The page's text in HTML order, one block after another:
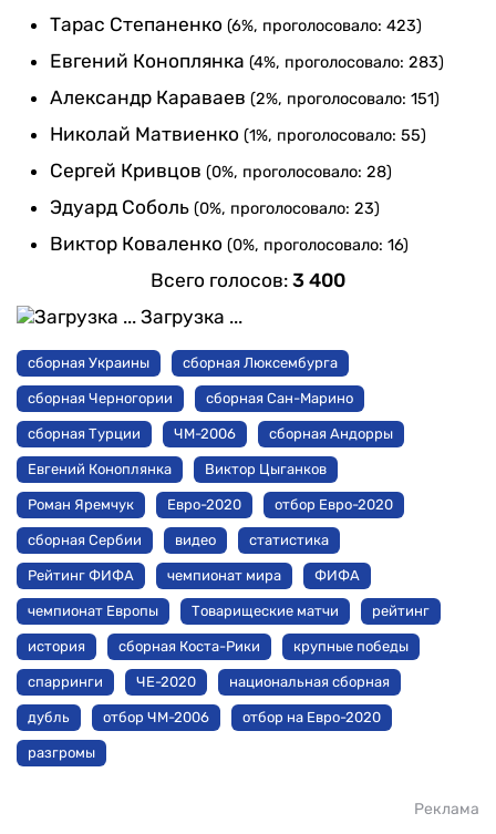
Тарас Степаненко (6%, проголосовало: 423)
Евгений Коноплянка (4%, проголосовало: 283)
Александр Караваев (2%, проголосовало: 151)
Николай Матвиенко (1%, проголосовало: 55)
Сергей Кривцов (0%, проголосовало: 28)
Эдуард Соболь (0%, проголосовало: 23)
Виктор Коваленко (0%, проголосовало: 16)
Всего голосов: 3 400
Загрузка ...
сборная Украины сборная Люксембурга
сборная Черногории сборная Сан-Марино
сборная Турции ЧМ-2006 сборная Андорры
Евгений Коноплянка Виктор Цыганков
Роман Яремчук Евро-2020 отбор Евро-2020
сборная Сербии видео статистика
Рейтинг ФИФА чемпионат мира ФИФА
чемпионат Европы Товарищеские матчи рейтинг
история сборная Коста-Рики крупные победы
спарринги ЧЕ-2020 национальная сборная
дубль отбор ЧМ-2006 отбор на Евро-2020
разгромы
Реклама